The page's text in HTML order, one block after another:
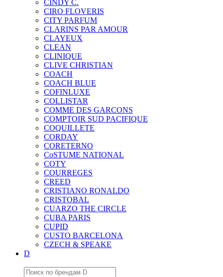
CINDY C.
CIRO FLOVERIS
CITY PARFUM
CLARINS PAR AMOUR
CLAYEUX
CLEAN
CLINIQUE
CLIVE CHRISTIAN
COACH
COACH BLUE
COFINLUXE
COLLISTAR
COMME DES GARCONS
COMPTOIR SUD PACIFIQUE
COQUILLETE
CORDAY
CORETERNO
CoSTUME NATIONAL
COTY
COURREGES
CREED
CRISTIANO RONALDO
CRISTOBAL
CUARZO THE CIRCLE
CUBA PARIS
CUPID
CUSTO BARCELONA
CZECH & SPEAKE
D